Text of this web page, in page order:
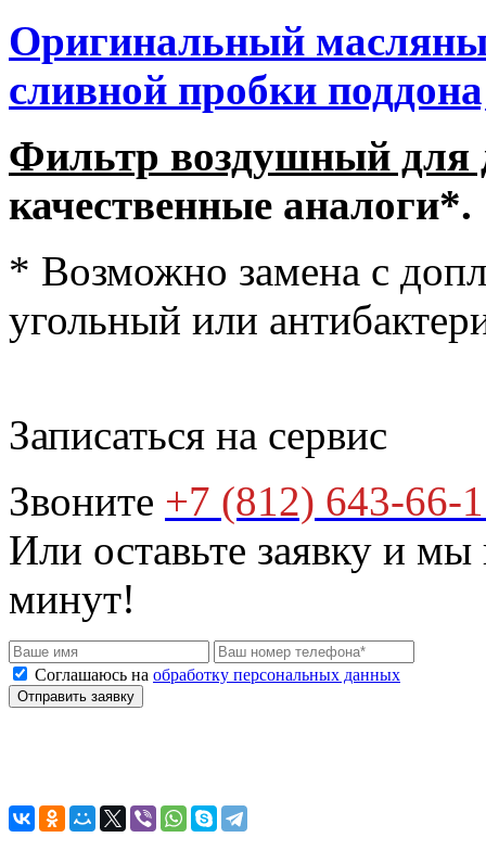
Оригинальный
сливной пробки
Фильтр воздушный для
качественные аналоги*.
* Возможно замена с
угольный или
Записаться на сервис
Звоните +7 (812) 643-66-
Или оставьте заявку и
минут!
Соглашаюсь на обработку персональных данных